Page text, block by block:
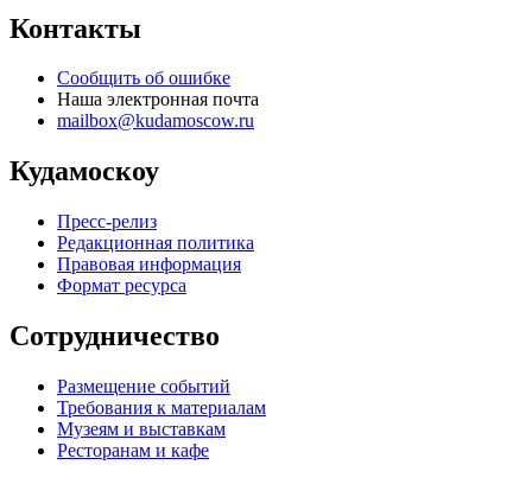
Контакты
Сообщить об ошибке
Наша электронная почта
mailbox@kudamoscow.ru
Кудамоскоу
Пресс-релиз
Редакционная политика
Правовая информация
Формат ресурса
Сотрудничество
Размещение событий
Требования к материалам
Музеям и выставкам
Ресторанам и кафе